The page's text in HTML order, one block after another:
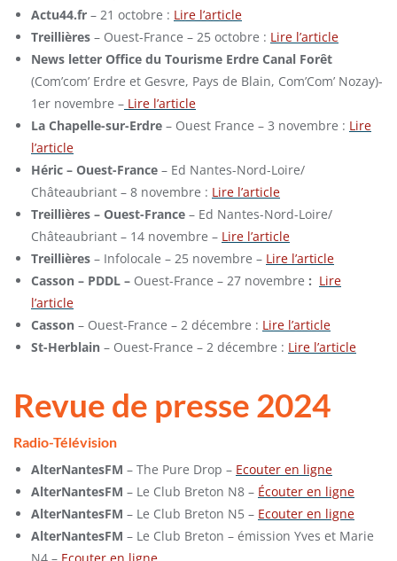
Actu44.fr – 21 octobre : Lire l’article
Treillières – Ouest-France – 25 octobre : Lire l’article
News letter Office du Tourisme Erdre Canal Forêt
(Com’com’ Erdre et Gesvre, Pays de Blain, Com’Com’ Nozay)-
1er novembre – Lire l’article
La Chapelle-sur-Erdre – Ouest France – 3 novembre : Lire
l’article
Héric – Ouest-France – Ed Nantes-Nord-Loire/
Châteaubriant – 8 novembre : Lire l’article
Treillières – Ouest-France – Ed Nantes-Nord-Loire/
Châteaubriant – 14 novembre – Lire l’article
Treillières – Infolocale – 25 novembre – Lire l’article
Casson – PDDL – Ouest-France – 27 novembre : Lire
l’article
Casson – Ouest-France – 2 décembre : Lire l’article
St-Herblain – Ouest-France – 2 décembre : Lire l’article
Revue de presse 2024
Radio-Télévision
AlterNantesFM – The Pure Drop – Ecouter en ligne
AlterNantesFM – Le Club Breton N8 – Écouter en ligne
AlterNantesFM – Le Club Breton N5 – Ecouter en ligne
AlterNantesFM – Le Club Breton – émission Yves et Marie